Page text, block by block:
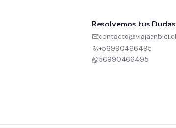
Resolvemos tus Dudas
contacto@viajaenbici.cl
+56990466495
56990466495